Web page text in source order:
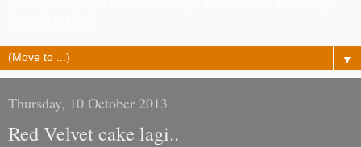
▼
Thursday, 10 October 2013
Red Velvet cake lagi..